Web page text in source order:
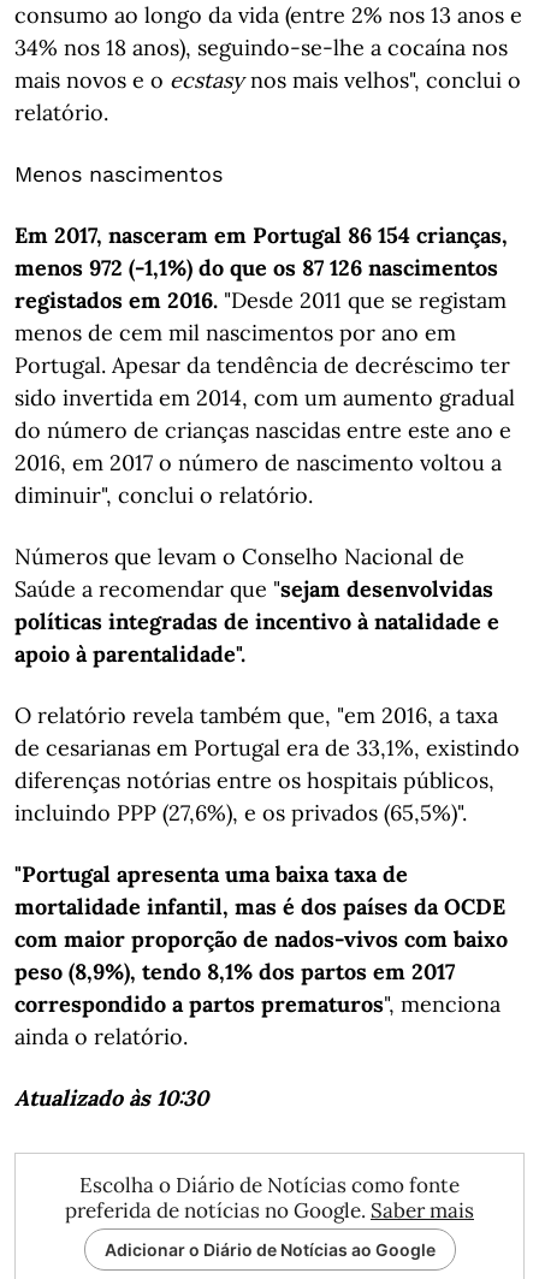
consumo ao longo da vida (entre 2% nos 13 anos e
34% nos 18 anos), seguindo-se-lhe a cocaína nos
mais novos e o ecstasynos mais velhos", conclui o
relatório.
Menos nascimentos
Em 2017, nasceram em Portugal 86 154 crianças,
menos 972 (-1,1%) do que os 87 126 nascimentos
registados em 2016. "Desde 2011 que se registam
menos de cem mil nascimentos por ano em
Portugal. Apesar da tendência de decréscimo ter
sido invertida em 2014, com um aumento gradual
do número de crianças nascidas entre este ano e
2016, em 2017 o número de nascimento voltou a
diminuir", conclui o relatório.
Números que levam o Conselho Nacional de
Saúde a recomendar que "sejam desenvolvidas
políticas integradas de incentivo à natalidade e
apoio à parentalidade".
O relatório revela também que, "em 2016, a taxa
de cesarianas em Portugal era de 33,1%, existindo
diferenças notórias entre os hospitais públicos,
incluindo PPP (27,6%), e os privados (65,5%)".
"Portugal apresenta uma baixa taxa de
mortalidade infantil, mas é dos países da OCDE
com maior proporção de nados-vivos com baixo
peso (8,9%), tendo 8,1% dos partos em 2017
correspondido a partos prematuros", menciona
ainda o relatório.
Atualizado às 10:30
Escolha o Diário de Notícias como fonte
preferida de notícias no Google. Saber mais
Adicionar o Diário de Notícias ao Google